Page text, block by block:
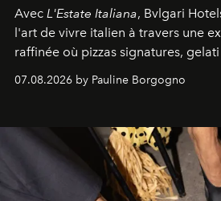
Avec L'Estate Italiana, Bvlgari
l'art de vivre italien à travers une
raffinée où pizzas signatures,
d'exception composent un
07.08.2026 by Pauline Borgogno